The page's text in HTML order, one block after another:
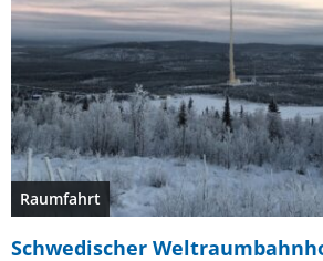
Raumfahrt
Schwedischer